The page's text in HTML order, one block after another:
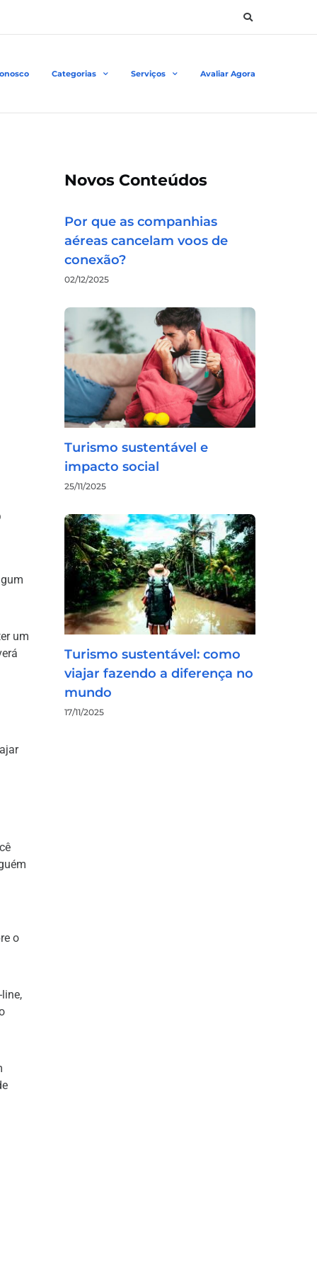
Categorias Serviços Avaliar Agora
um
o
Novos Conteúdos
Por que as companhias
aéreas cancelam voos de
conexão?
02/12/2025
Turismo sustentável e
impacto social
25/11/2025
Turismo sustentável: como
viajar fazendo a diferença no
mundo
17/11/2025